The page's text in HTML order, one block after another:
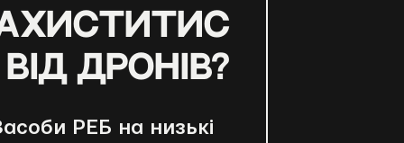
від дронів?
РЕБ на низькі